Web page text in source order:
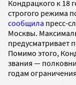
Кондрацкого к 18
строгого режима
сообщила пресс-
Москвы.
предусматривает
Помимо этого,
звания —
годам